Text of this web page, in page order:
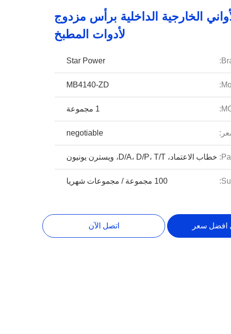
الخارجية الداخلية برأس مزدوج
لأدوات المطبخ
Star Power
MB4140-ZD
1 مجموعة
negotiable
خطاب الاعتماد، D/A، D/P، T/T، ويسترن يونيون
100 مجموعة / مجموعات شهريا
افضل سعر اتصل الآن